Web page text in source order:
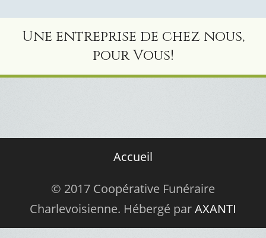
Une entreprise de chez nous,
pour Vous!
Accueil
© 2017 Coopérative Funéraire
Charlevoisienne. Hébergé parAXANTI